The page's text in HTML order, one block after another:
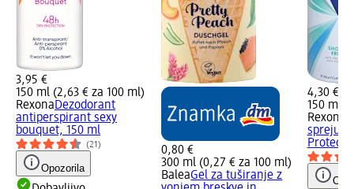
3,95 €
150 ml (2,63 € za 100 ml)
RexonaDezodorant
antiperspirant sexy
bouquet, 150 ml
(21)
Opozorila
0,80 €
300 ml (0,27 € za 100 ml)
BaleaGel za tuširanje z
4,30 €
150 ml
Rexona
spreju